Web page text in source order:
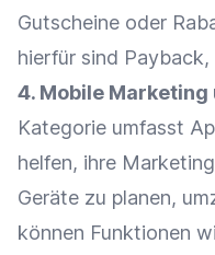
Gutscheine oder
hierfür sind
4. Mobile Marketing
Kategorie umfasst
helfen, ihre
Geräte zu planen,
können Funktionen